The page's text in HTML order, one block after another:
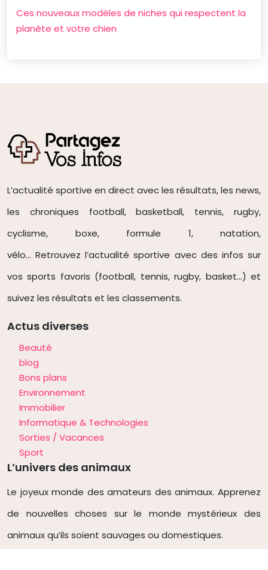
Ces nouveaux modèles de niches qui respectent la
planète et votre chien
L’actualité sportive en direct avec les résultats, les news,
les chroniques football, basketball, tennis, rugby,
cyclisme, boxe, formule 1, natation,
vélo… Retrouvez l’actualité sportive avec des infos sur
vos sports favoris (football, tennis, rugby, basket…) et
suivez les résultats et les classements.
Actus diverses
Beauté
blog
Bons plans
Environnement
Immobilier
Informatique & Technologies
Sorties / Vacances
Sport
L’univers des animaux
Le joyeux monde des amateurs des animaux. Apprenez
de nouvelles choses sur le monde mystérieux des
animaux qu’ils soient sauvages ou domestiques.